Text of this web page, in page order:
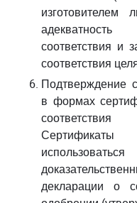
изготовителем
соответствия и
соответствия
Подтверждение
в формах
декларации о